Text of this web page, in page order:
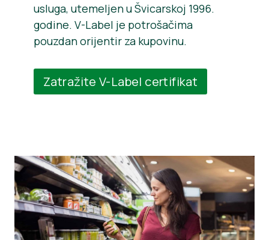
usluga, utemeljen u Švicarskoj 1996.
godine. V-Label je potrošačima
pouzdan orijentir za kupovinu.
Zatražite V-Label certifikat